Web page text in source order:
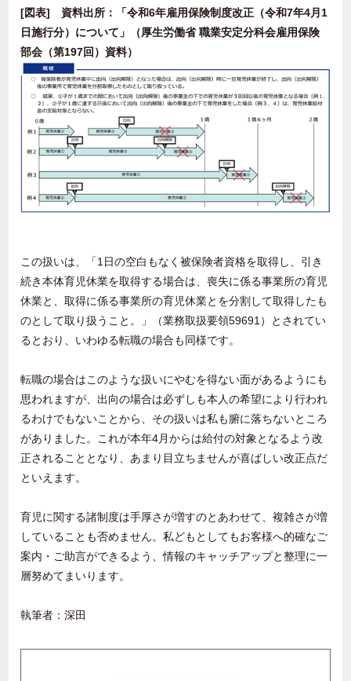
[図表] 資料出所：「令和6年雇用保険制度改正（令和7年4月 1
日施行分）について」（厚生労働省 職業安定分科会雇用保険
部会（第197回）資料）
この扱いは、「1 日の空白もなく被保険者資格を取得し、引き
続き本体育児休業を取得する場合は、喪失に係る事業所の育児
休業と、取得に係る事業所の育児休業とを分割して取得したも
のとして取り扱うこと。」（業務取扱要領59691 ）とされてい
るとおり、いわゆる転職の場合も同様です。
転職の場合はこのような扱いにやむを得ない面があるようにも
思われますが、出向の場合は必ずしも本人の希望により行われ
るわけでもないことから、その扱いは私も腑に落ちないところ
がありました。これが本年4月からは給付の対象となるよう改
正されることとなり、あまり目立ちませんが喜ばしい改正点だ
といえます。
育児に関する諸制度は手厚さが増すのとあわせて、複雑さが増
していることも否めません。私どもとしてもお客様へ的確なご
案内・ご助言ができるよう、情報のキャッチアップと整理に一
層努めてまいります。
執筆者：深田